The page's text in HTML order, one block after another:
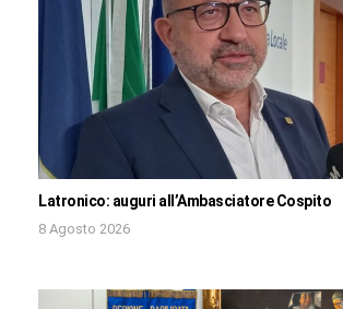
Latronico: auguri all’Ambasciatore Cospito
8 Agosto 2026